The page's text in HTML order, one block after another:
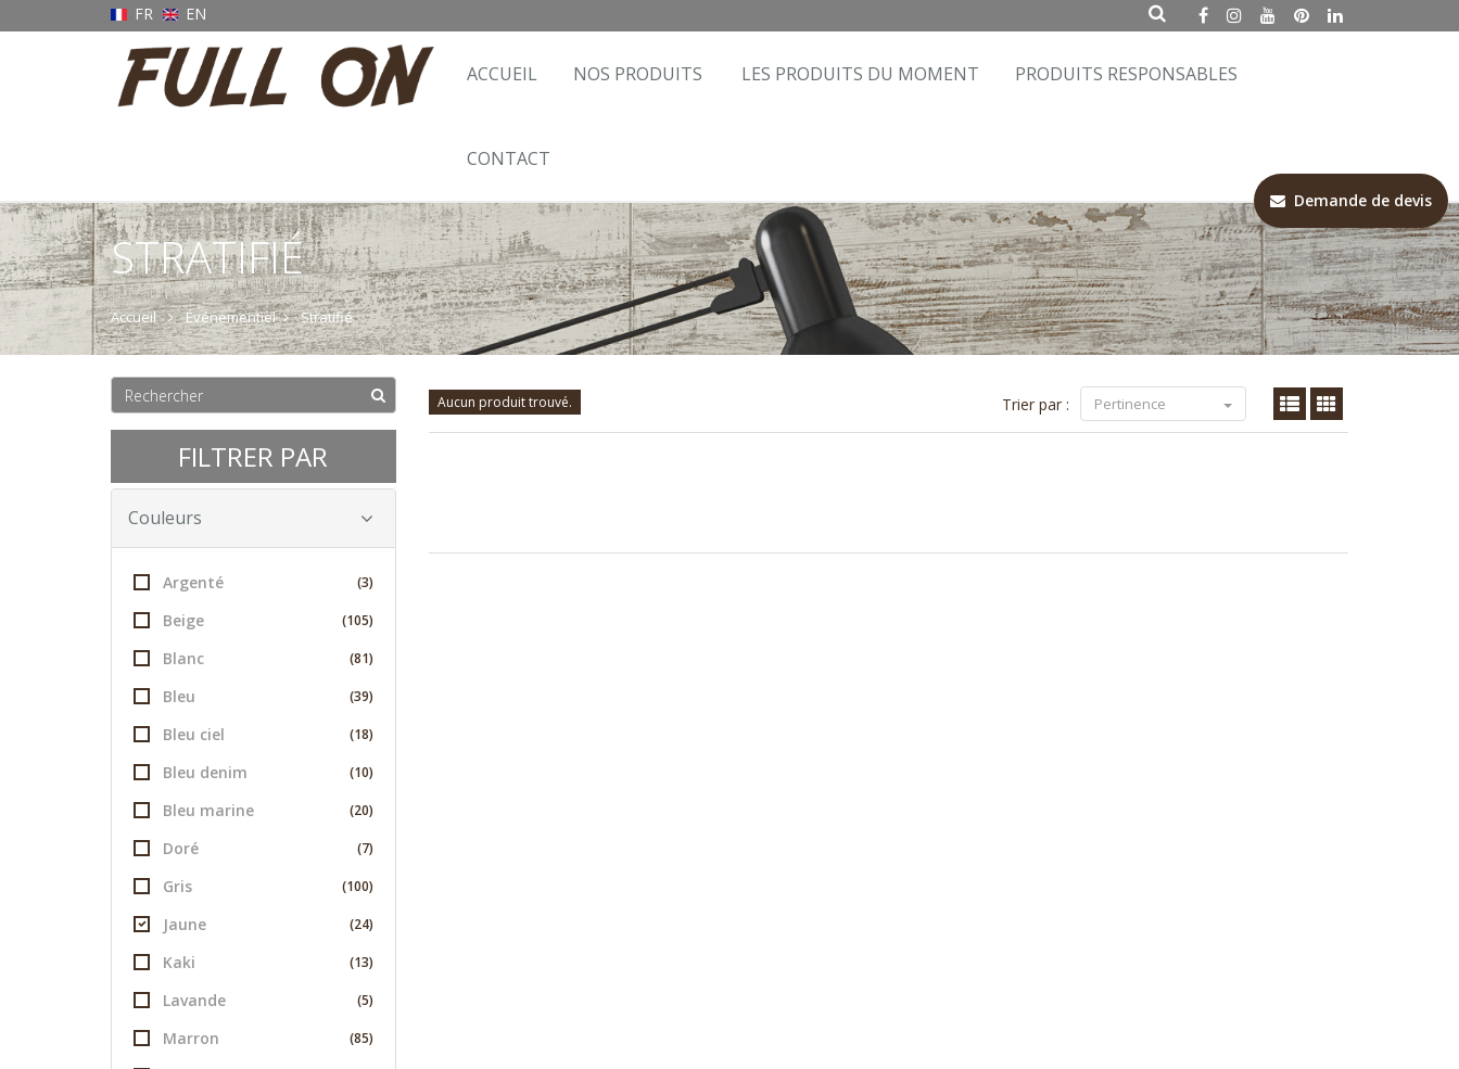
FR EN
ACCUEIL NOS PRODUITS LES PRODUITS DU MOMENT PRODUITS RESPONSABLES
CONTACT
STRATIFIÉ
Accueil Événementiel Stratifié
FILTRER PAR
Couleurs
Argenté (3)
Beige (105)
Blanc (81)
Bleu (39)
Bleu ciel (18)
Bleu denim (10)
Bleu marine (20)
Doré (7)
Gris (100)
Jaune (24)
Kaki (13)
Lavande (5)
Marron (85)
Aucun produit trouvé. Trier par : Pertinence
Demande de devis